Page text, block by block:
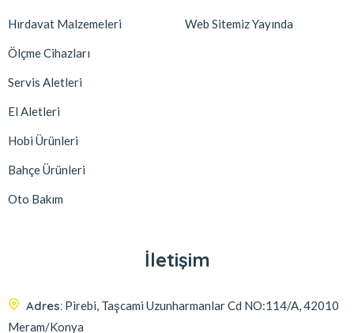
Hırdavat Malzemeleri
Ölçme Cihazları
Servis Aletleri
El Aletleri
Hobi Ürünleri
Bahçe Ürünleri
Oto Bakım
Web Sitemiz Yayında
İletişim
Adres: Pirebi, Taşcami Uzunharmanlar Cd NO:114/A, 42010
Meram/Konya